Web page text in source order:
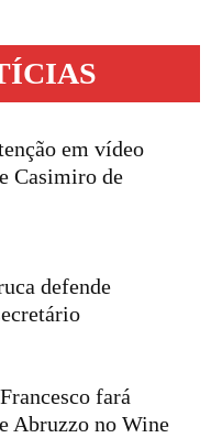
em vídeo
Casimiro de
defende
fará
Abruzzo no Wine